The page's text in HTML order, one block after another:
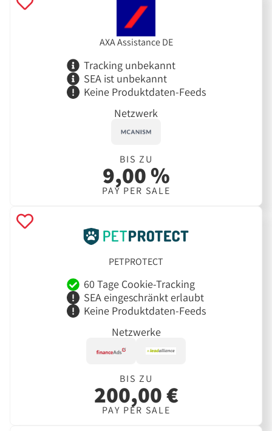
AXA Assistance DE
Tracking unbekannt
SEA ist unbekannt
Keine Produktdaten-Feeds
Netzwerk
BIS ZU
9,00 %
PAY PER SALE
PETPROTECT
60 Tage Cookie-Tracking
SEA eingeschränkt erlaubt
Keine Produktdaten-Feeds
Netzwerke
BIS ZU
200,00 €
PAY PER SALE